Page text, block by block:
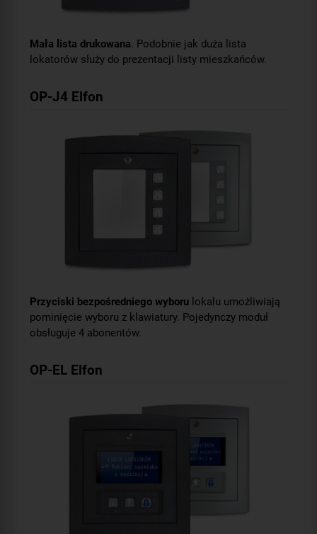
Mała lista drukowana. Podobnie jak duża lista
lokatorów służy do prezentacji listy mieszkańców.
OP-J4 Elfon
Przyciski bezpośredniego wyboru lokalu umożliwiają
pominięcie wyboru z klawiatury. Pojedynczy moduł
obsługuje 4 abonentów.
OP-EL Elfon